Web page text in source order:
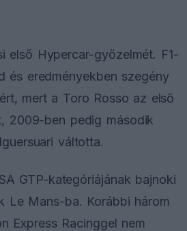
első Hypercar-győzelmét. F1-
és eredményekben szegény
mert a Toro Rosso az első
2009-ben pedig második
váltotta.
GTP-kategóriájának bajnoki
Le Mans-ba. Korábbi három
Express Racinggel nem